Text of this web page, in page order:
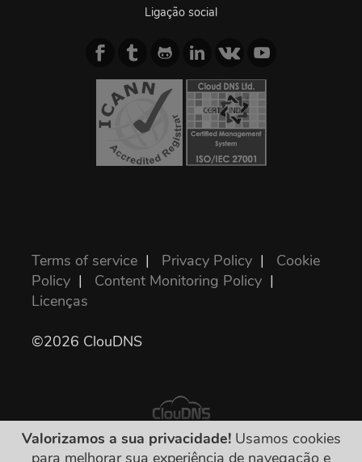
Ligação social
Terms of service | Privacy Policy | Cookie
Policy | Content Monitoring Policy |
Licenças
©2026 ClouDNS
Valorizamos a sua privacidade!Usamos cookies
para melhorar sua experiência de navegação e